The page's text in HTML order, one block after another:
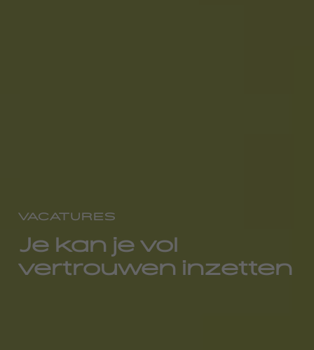
VACATURES
Je kan je vol
vertrouwen inzetten